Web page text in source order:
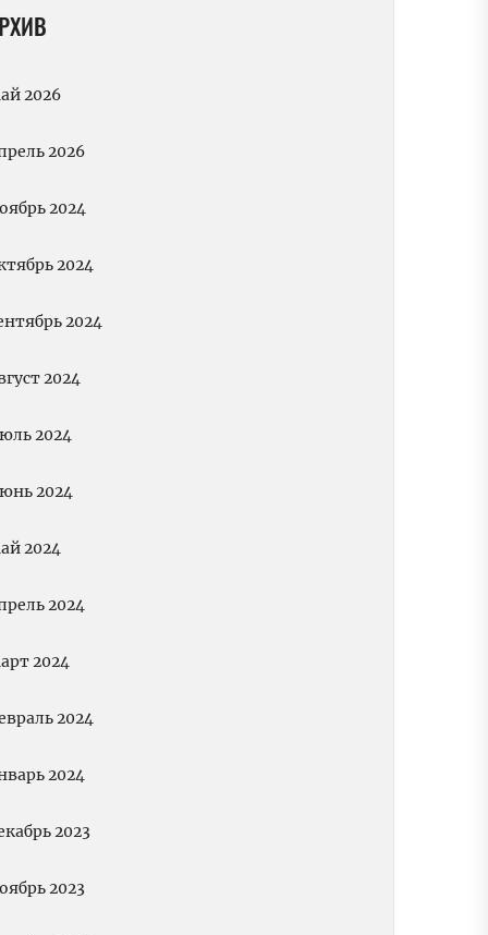
2026
2026
2024
2024
2024
2024
2024
2024
2024
2024
2024
2024
2024
2023
2023